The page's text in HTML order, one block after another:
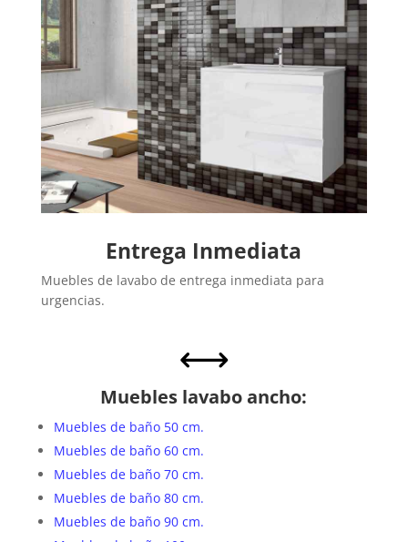
Entrega Inmediata
Muebles de lavabo de entrega inmediata para
urgencias.
,
Muebles lavabo ancho:
Muebles de baño 50 cm.
Muebles de baño 60 cm.
Muebles de baño 70 cm.
Muebles de baño 80 cm.
Muebles de baño 90 cm.